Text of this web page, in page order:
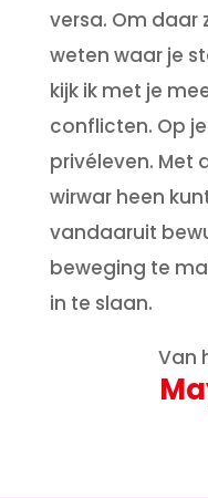
versa. Om daar
weten waar je
kijk ik met je
conflicten. Op
privéleven. Met
wirwar heen
vandaaruit
beweging te
in te slaan.
Van